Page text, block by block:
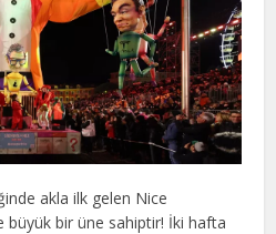
akla ilk gelen Nice
büyük bir üne sahiptir! İki hafta